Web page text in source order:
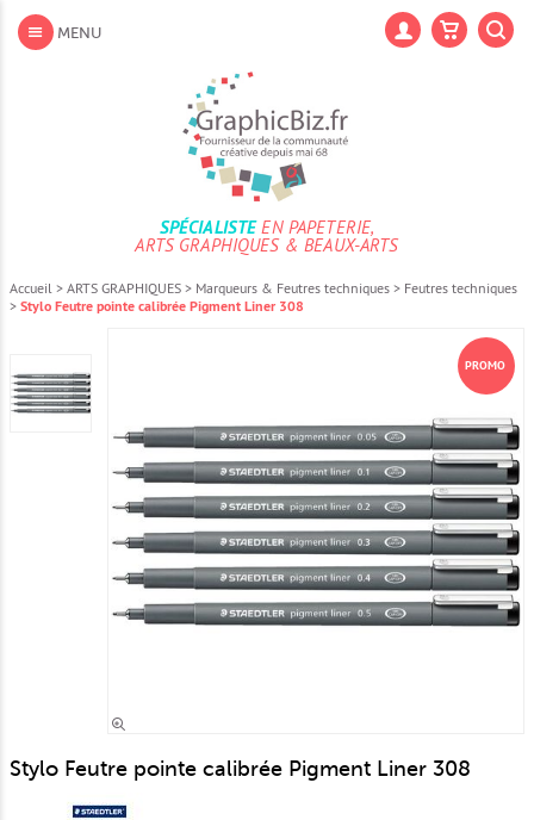
contenu
Aller
MENU
SPÉCIALISTEEN PAPETERIE,
ARTS GRAPHIQUES & BEAUX-ARTS
Accueil > ARTS GRAPHIQUES > Marqueurs & Feutres techniques > Feutres techniques
> Stylo Feutre pointe calibrée Pigment Liner 308
PROMO
Stylo Feutre pointe calibrée Pigment Liner 308